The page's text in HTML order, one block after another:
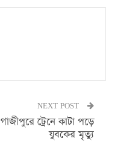
NEXT POST
গাজীপুরে ট্রেনে কাটা পড়ে
যুবকের মৃত্যু